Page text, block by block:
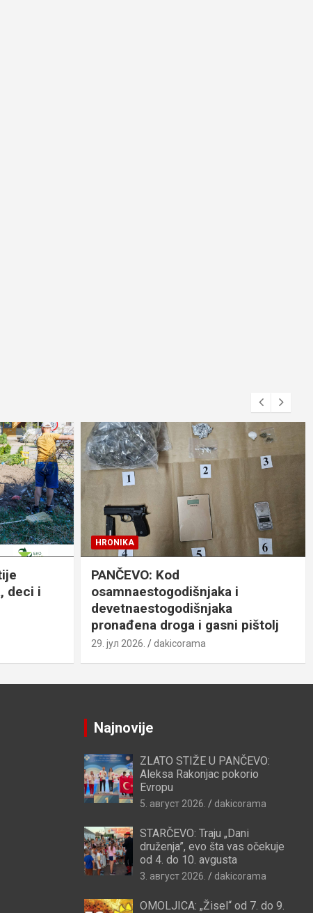
deci i
HRONIKA
PANČEVO: Kod
osamnaestogodišnjaka i
devetnaestogodišnjaka
pronađena droga i gasni pištolj
29. јул 2026. dakicorama
Najnovije
ZLATO STIŽE U PANČEVO:
Aleksa Rakonjac pokorio
Evropu
5. август 2026. dakicorama
STARČEVO: Traju „Dani
druženja”, evo šta vas očekuje
od 4. do 10. avgusta
3. август 2026. dakicorama
OMOLJICA: „Žisel“ od 7. do 9.